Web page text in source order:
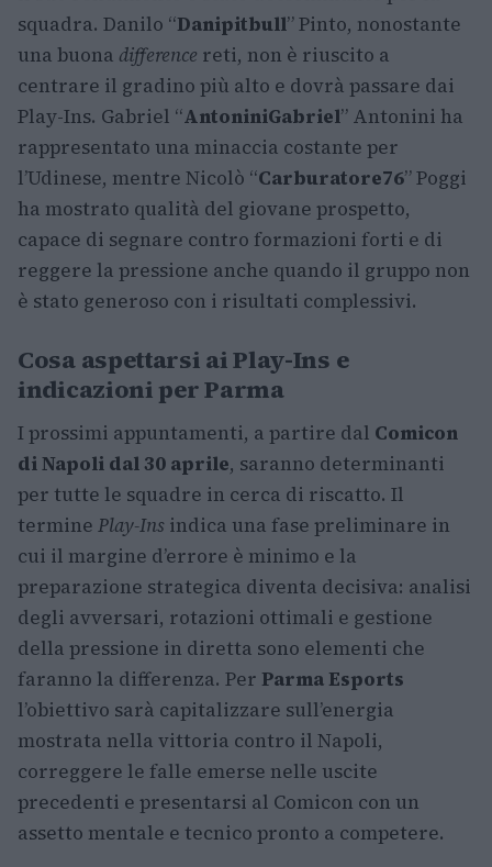
squadra. Danilo “Danipitbull” Pinto, nonostante
una buona difference reti, non è riuscito a
centrare il gradino più alto e dovrà passare dai
Play-Ins. Gabriel “AntoniniGabriel” Antonini ha
rappresentato una minaccia costante per
l’Udinese, mentre Nicolò “Carburatore76” Poggi
ha mostrato qualità del giovane prospetto,
capace di segnare contro formazioni forti e di
reggere la pressione anche quando il gruppo non
è stato generoso con i risultati complessivi.
Cosa aspettarsi ai Play-Ins e
indicazioni per Parma
I prossimi appuntamenti, a partire dal Comicon
di Napoli dal 30 aprile, saranno determinanti
per tutte le squadre in cerca di riscatto. Il
termine Play-Ins indica una fase preliminare in
cui il margine d’errore è minimo e la
preparazione strategica diventa decisiva: analisi
degli avversari, rotazioni ottimali e gestione
della pressione in diretta sono elementi che
faranno la differenza. Per Parma Esports
l’obiettivo sarà capitalizzare sull’energia
mostrata nella vittoria contro il Napoli,
correggere le falle emerse nelle uscite
precedenti e presentarsi al Comicon con un
assetto mentale e tecnico pronto a competere.